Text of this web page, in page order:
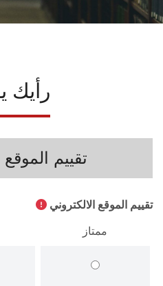
رأيك
تقييم الموقع
تقييم الموقع الالكتروني
ممتاز